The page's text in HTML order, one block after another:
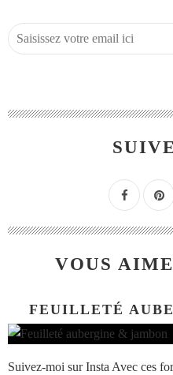
VOUS
FEUILLETÉ
Suivez-moi sur Insta Avec ces